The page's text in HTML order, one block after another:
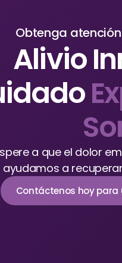
Obtenga
Alivio
a que el dolor
ayudamos a
Contáctenos hoy